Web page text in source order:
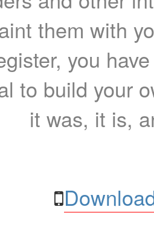
them with
you
to build your
it was, it is,